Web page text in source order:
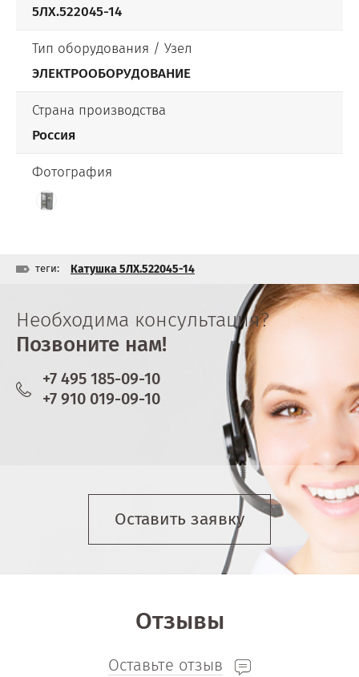
5ЛХ.522045-14
Тип оборудования / Узел
ЭЛЕКТРООБОРУДОВАНИЕ
Страна производства
Россия
Фотография
теги: Катушка 5ЛХ.522045-14
Необходима консультация?
Позвоните нам!
+7 495 185-09-10
+7 910 019-09-10
Оставить заявку
Отзывы
Оставьте отзыв